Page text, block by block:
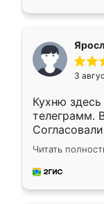
3
Кухню
телеграмм.
недели
довольны
мебель за
Читать